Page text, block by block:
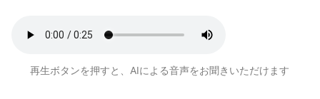
再生ボタンを押すと、AIによる音声をお聞きいただけます